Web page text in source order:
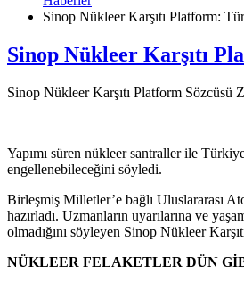
Sinop Nükleer Karşıtı Platform:
Sinop Nükleer Karşıtı
Sinop Nükleer Karşıtı Platform Sözcüsü
Yapımı süren nükleer santraller ile
engellenebileceğini söyledi.
Birleşmiş Milletler’e bağlı Uluslararası
hazırladı. Uzmanların uyarılarına ve
olmadığını söyleyen Sinop Nükleer
NÜKLEER FELAKETLER DÜN